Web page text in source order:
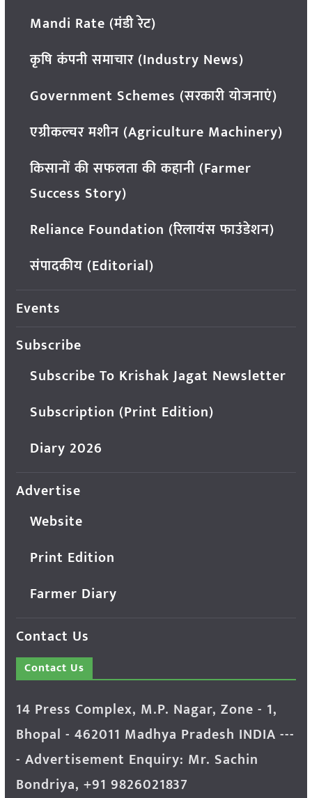
Mandi Rate (मंडी रेट)
कृषि कंपनी समाचार (Industry News)
Government Schemes (सरकारी योजनाएं)
एग्रीकल्चर मशीन (Agriculture Machinery)
किसानों की सफलता की कहानी (Farmer
Success Story)
Reliance Foundation (रिलायंस फाउंडेशन)
संपादकीय (Editorial)
Events
Subscribe
Subscribe To Krishak Jagat Newsletter
Subscription (Print Edition)
Diary 2026
Advertise
Website
Print Edition
Farmer Diary
Contact Us
Contact Us
14 Press Complex, M.P. Nagar, Zone - 1,
Bhopal - 462011 Madhya Pradesh INDIA ---
- Advertisement Enquiry: Mr. Sachin
Bondriya, +91 9826021837